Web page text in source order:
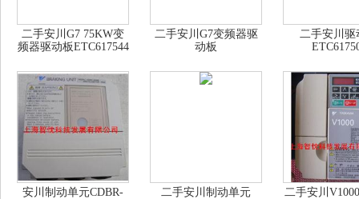
二手安川G7 75KW变
频器驱动板ETC617544
二手安川G7变频器驱
动板
二手安川驱
安川制动单元CDBR-
二手安川制动单元
二手安川